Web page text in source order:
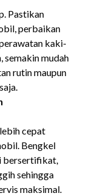
Pastikan
perbaikan
kaki-
semakin mudah
rutin maupun
cepat
Bengkel
bersertifikat,
sehingga
maksimal.